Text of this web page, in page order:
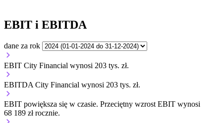
EBIT i EBITDA
dane za rok
EBIT City Financial wynosi 203 tys. zł.
EBITDA City Financial wynosi 203 tys. zł.
EBIT powiększa się w czasie. Przeciętny wzrost EBIT wynosi
68 189 zł rocznie.